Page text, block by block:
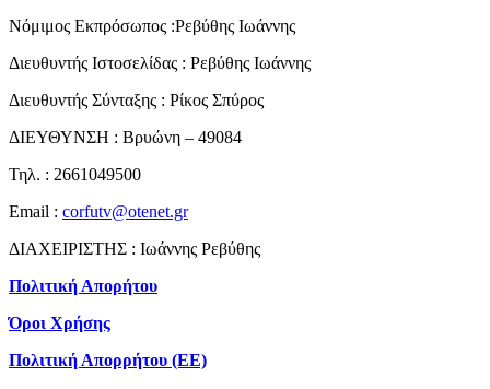
Νόμιμος Εκπρόσωπος :Ρεβύθης Ιωάννης
Διευθυντής Ιστοσελίδας : Ρεβύθης Ιωάννης
Διευθυντής Σύνταξης : Ρίκος Σπύρος
ΔΙΕΥΘΥΝΣΗ : Βρυώνη – 49084
Τηλ. : 2661049500
Email : corfutv@otenet.gr
ΔΙΑΧΕΙΡΙΣΤΗΣ : Ιωάννης Ρεβύθης
Πολιτική Απορήτου
Όροι Χρήσης
Πολιτική Απορρήτου (ΕΕ)